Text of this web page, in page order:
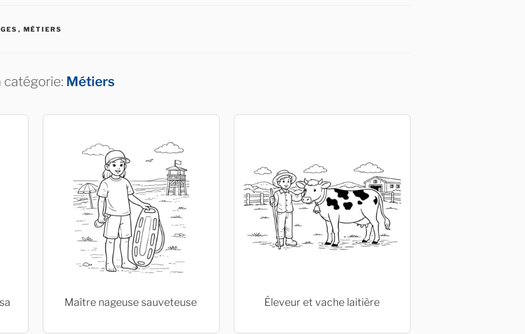
, MÉTIERS
catégorie: Métiers
Maître nageuse sauveteuse Éleveur et vache laitière